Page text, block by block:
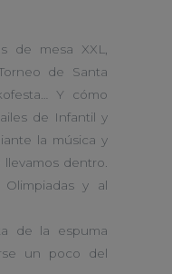
de mesa XXL,
de Santa
Y cómo
de Infantil y
la música y
dentro.
y al
de la espuma
un poco del